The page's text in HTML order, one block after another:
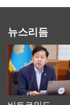
뉴스리듬